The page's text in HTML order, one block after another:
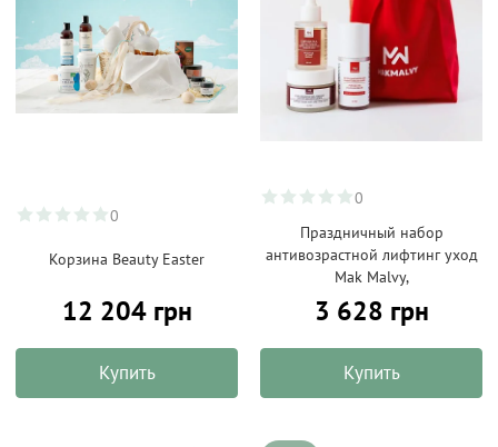
0
Корзина Beauty Easter
12 204 грн
Купить
0
Праздничный набор
антивозрастной лифтинг уход
Mak Malvy,
3 628 грн
Купить